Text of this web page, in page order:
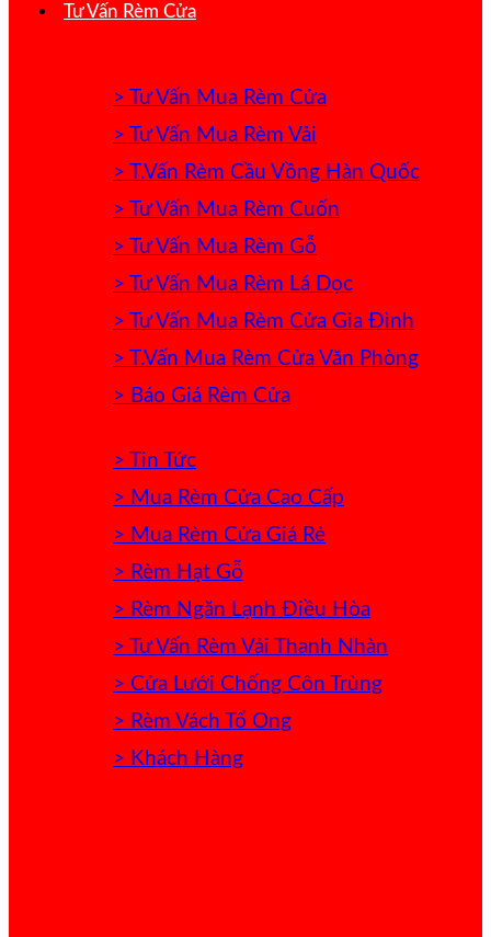
Tư Vấn Rèm Cửa
> Tư Vấn Mua Rèm Cửa
> Tư Vấn Mua Rèm Vải
> T.Vấn Rèm Cầu Vồng Hàn Quốc
> Tư Vấn Mua Rèm Cuốn
> Tư Vấn Mua Rèm Gỗ
> Tư Vấn Mua Rèm Lá Dọc
> Tư Vấn Mua Rèm Cửa Gia Đình
> T.Vấn Mua Rèm Cửa Văn Phòng
> Báo Giá Rèm Cửa
> Tin Tức
> Mua Rèm Cửa Cao Cấp
> Mua Rèm Cửa Giá Rẻ
> Rèm Hạt Gỗ
> Rèm Ngăn Lạnh Điều Hòa
> Tư Vấn Rèm Vải Thanh Nhàn
> Cửa Lưới Chống Côn Trùng
> Rèm Vách Tổ Ong
> Khách Hàng